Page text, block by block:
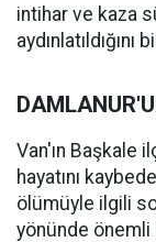
intihar ve kaza
aydınlatıldığını
Van'ın Başkale
hayatını
ölümüyle ilgili
yönünde önemli